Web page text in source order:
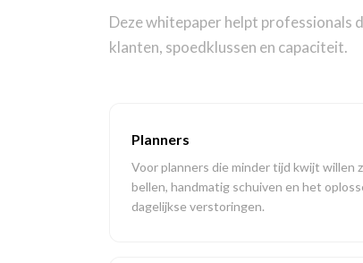
Deze whitepaper helpt professionals
klanten, spoedklussen en capaciteit.
Planners
Voor planners die minder tijd kwijt willen
bellen, handmatig schuiven en het
dagelijkse verstoringen.